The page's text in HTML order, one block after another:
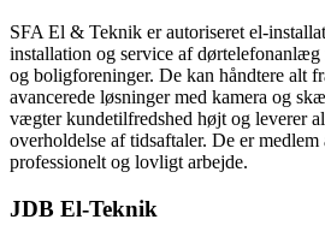
SFA El & Teknik er autoriseret el-
installation og service af
og boligforeninger. De kan håndtere alt
avancerede løsninger med kamera og
vægter kundetilfredshed højt og leverer
overholdelse af tidsaftaler. De er
professionelt og lovligt arbejde.
JDB El-Teknik